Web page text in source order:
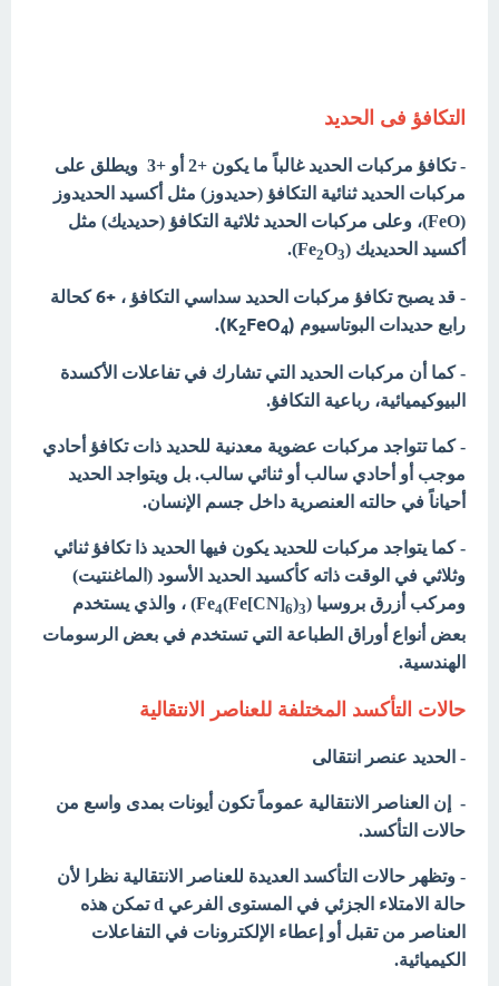
التكافؤ فى الحديد
- تكافؤ مركبات الحديد غالباً ما يكون +2 أو +3 ويطلق على
مركبات الحديد ثنائية التكافؤ (حديدوز) مثل أكسيد الحديدوز
(FeO)، وعلى مركبات الحديد ثلاثية التكافؤ (حديديك) مثل
أكسيد الحديديك (Fe
2O3
).
- قد يصبح تكافؤ مركبات الحديد سداسي التكافؤ ، +6
كحالة
رابع حديدات البوتاسيوم (K
2FeO4
).
- كما أن مركبات الحديد التي تشارك في تفاعلات الأكسدة
البيوكيميائية، رباعية التكافؤ.
- كما تتواجد مركبات عضوية معدنية للحديد ذات تكافؤ أحادي
موجب أو أحادي سالب أو ثنائي سالب. بل ويتواجد الحديد
أحياناً في حالته العنصرية داخل جسم الإنسان.
- كما يتواجد مركبات للحديد يكون فيها الحديد ذا تكافؤ ثنائي
وثلاثي في الوقت ذاته كأكسيد الحديد الأسود (الماغنتيت)
ومركب أزرق بروسيا (Fe
4(Fe[CN]6)3
) ، والذي يستخدم
بعض أنواع أوراق الطباعة التي تستخدم في بعض الرسومات
الهندسية.
حالات التأكسد المختلفة للعناصر الانتقالية
- الحديد عنصر انتقالى
- إن العناصر الانتقالية عموماً تكون أيونات بمدى واسع من
حالات التأكسد.
- وتظهر حالات التأكسد العديدة للعناصر الانتقالية نظرا لأن
حالة الامتلاء الجزئي في المستوى الفرعي d تمكن هذه
العناصر من تقبل أو إعطاء الإلكترونات في التفاعلات
الكيميائية.